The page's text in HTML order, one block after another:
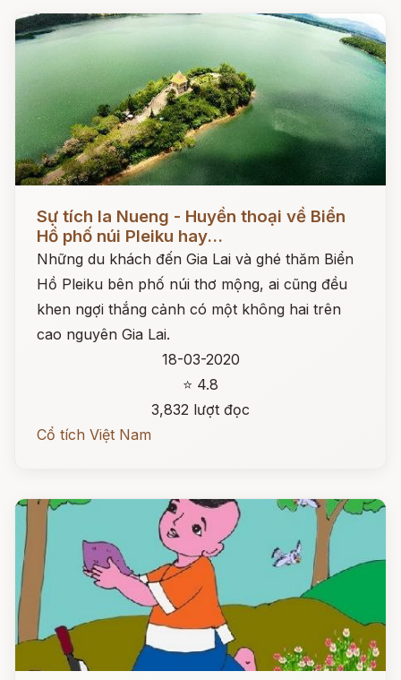
Sự tích Ia Nueng - Huyền thoại về Biển
Hồ phố núi Pleiku hay...
Những du khách đến Gia Lai và ghé thăm Biển
Hồ Pleiku bên phố núi thơ mộng, ai cũng đều
khen ngợi thắng cảnh có một không hai trên
cao nguyên Gia Lai.
18-03-2020
⭐ 4.8
3,832 lượt đọc
Cổ tích Việt Nam